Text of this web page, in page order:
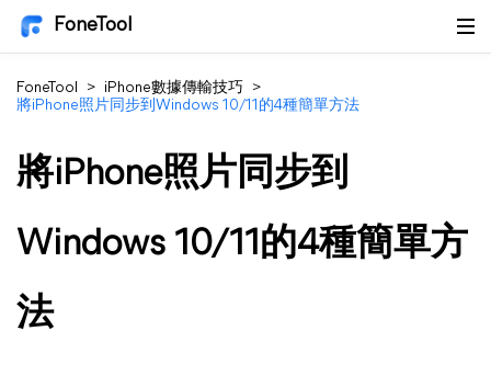
FoneTool
FoneTool > iPhone數據傳輸技巧
>
將iPhone照片同步到Windows 10/11的4種簡單方法
將iPhone照片同步到
Windows 10/11的4種簡單方
法